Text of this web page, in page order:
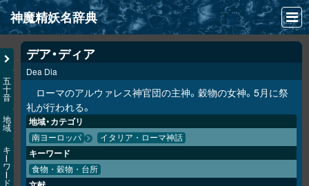
神魔精妖名辞典
NEWS
INFO
文献
検索
凖項目
五
十
音
地
域
キ
ワ
ド
デア・ディア
Dea Dia
ローマのアルウァレス神官団の主神。穀物の女神。5月に祭
礼が行われる。
地域・カテゴリ
南ヨーロッパ イタリア・ローマ神話
キーワード
食物・穀物・台所